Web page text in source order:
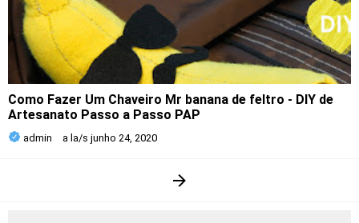
Como Fazer Um Chaveiro Mr banana de feltro - DIY de
Artesanato Passo a Passo PAP
admin a la/s junho 24, 2020